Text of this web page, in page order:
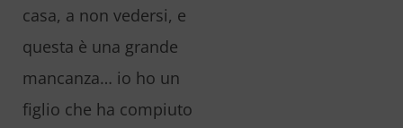
casa, a non vedersi, e
questa è una grande
mancanza… io ho un
figlio che ha compiuto